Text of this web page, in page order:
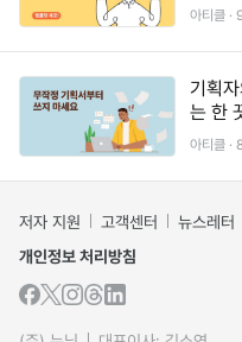
아티클 ·
기획
는 한
아티클 ·
저자 지원 고객센터 뉴스레터
개인정보 처리방침